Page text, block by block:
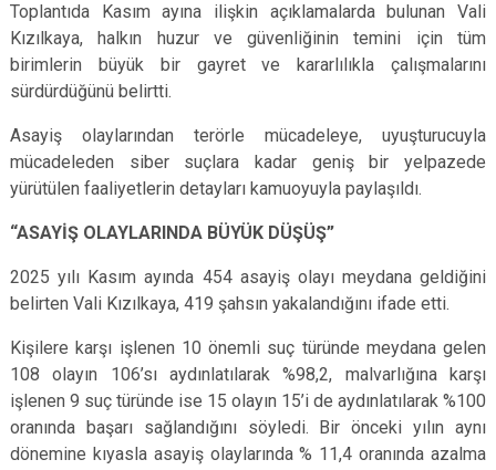
Toplantıda Kasım ayına ilişkin açıklamalarda bulunan Vali
Kızılkaya, halkın huzur ve güvenliğinin temini için tüm
birimlerin büyük bir gayret ve kararlılıkla çalışmalarını
sürdürdüğünü belirtti.
Asayiş olaylarından terörle mücadeleye, uyuşturucuyla
mücadeleden siber suçlara kadar geniş bir yelpazede
yürütülen faaliyetlerin detayları kamuoyuyla paylaşıldı.
“ASAYİŞ OLAYLARINDA BÜYÜK DÜŞÜŞ”
2025 yılı Kasım ayında 454 asayiş olayı meydana geldiğini
belirten Vali Kızılkaya, 419 şahsın yakalandığını ifade etti.
Kişilere karşı işlenen 10 önemli suç türünde meydana gelen
108 olayın 106’sı aydınlatılarak %98,2, malvarlığına karşı
işlenen 9 suç türünde ise 15 olayın 15’i de aydınlatılarak %100
oranında başarı sağlandığını söyledi. Bir önceki yılın aynı
dönemine kıyasla asayiş olaylarında % 11,4 oranında azalma